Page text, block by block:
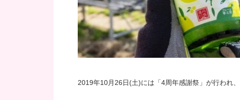
2019年10月26日(土)には「4周年感謝祭」が行われ